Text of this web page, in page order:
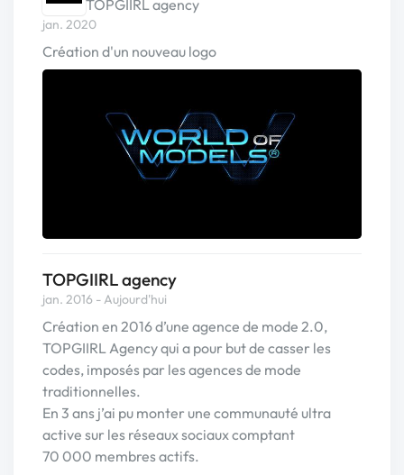
TOPGIIRL agency
jan. 2020
Création d'un nouveau logo
TOPGIIRL agency
jan. 2016 - Aujourd'hui
Création en 2016 d’une agence de mode 2.0,
TOPGIIRL Agency qui a pour but de casser les
codes, imposés par les agences de mode
traditionnelles.
En 3 ans j’ai pu monter une communauté ultra
active sur les réseaux sociaux comptant
70 000 membres actifs.